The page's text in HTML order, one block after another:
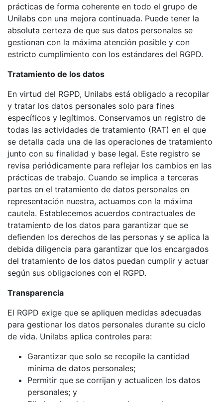
prácticas de forma coherente en todo el grupo de
Unilabs con una mejora continuada. Puede tener la
absoluta certeza de que sus datos personales se
gestionan con la máxima atención posible y con
estricto cumplimiento con los estándares del RGPD.
Tratamiento de los datos
En virtud del RGPD, Unilabs está obligado a recopilar
y tratar los datos personales solo para fines
específicos y legítimos. Conservamos un registro de
todas las actividades de tratamiento (RAT) en el que
se detalla cada una de las operaciones de tratamiento
junto con su finalidad y base legal. Este registro se
revisa periódicamente para reflejar los cambios en las
prácticas de trabajo. Cuando se implica a terceras
partes en el tratamiento de datos personales en
representación nuestra, actuamos con la máxima
cautela. Establecemos acuerdos contractuales de
tratamiento de los datos para garantizar que se
defienden los derechos de las personas y se aplica la
debida diligencia para garantizar que los encargados
del tratamiento de los datos puedan cumplir y actuar
según sus obligaciones con el RGPD.
Transparencia
El RGPD exige que se apliquen medidas adecuadas
para gestionar los datos personales durante su ciclo
de vida. Unilabs aplica controles para:
Garantizar que solo se recopile la cantidad
mínima de datos personales;
Permitir que se corrijan y actualicen los datos
personales; y